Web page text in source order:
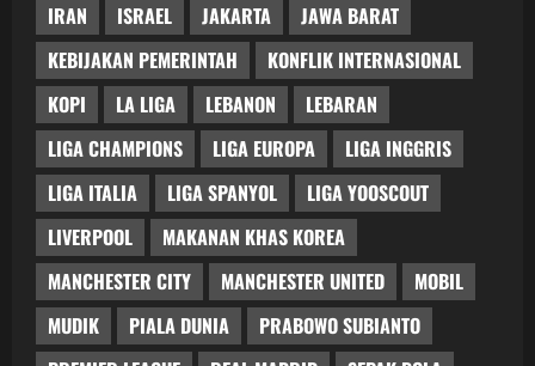
IRAN ISRAEL JAKARTA
JAWA BARAT
KEBIJAKAN PEMERINTAH
KONFLIK INTERNASIONAL
KOPI
LA LIGA LEBANON
LEBARAN
LIGA CHAMPIONS
LIGA EUROPA
LIGA INGGRIS
LIGA ITALIA
LIGA SPANYOL
LIGA YOOSCOUT
LIVERPOOL
MAKANAN KHAS KOREA
MANCHESTER CITY
MANCHESTER UNITED
MOBIL
MUDIK
PIALA DUNIA
PRABOWO SUBIANTO